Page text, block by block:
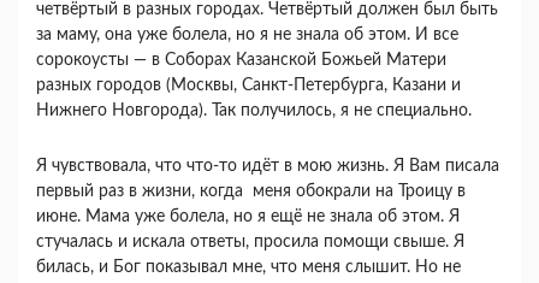
четвёртый в разных городах. Четвёртый должен был быть
за маму, она уже болела, но я не знала об этом. И все
сорокоусты — в Соборах Казанской Божьей Матери
разных городов (Москвы, Санкт-Петербурга, Казани и
Нижнего Новгорода). Так получилось, я не специально.
Я чувствовала, что что-то идёт в мою жизнь. Я Вам писала
первый раз в жизни, когда меня обокрали на Троицу в
июне. Мама уже болела, но я ещё не знала об этом. Я
стучалась и искала ответы, просила помощи свыше. Я
билась, и Бог показывал мне, что меня слышит. Но не